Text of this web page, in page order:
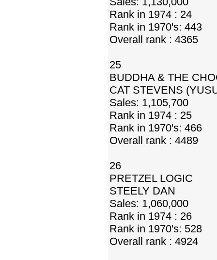
Rank in 1974 : 24
Rank in 1970's: 443
Overall rank : 4365
25
BUDDHA & THE
CAT STEVENS
Sales: 1,105,700
Rank in 1974 : 25
Rank in 1970's: 466
Overall rank : 4489
26
PRETZEL LOGIC
STEELY DAN
Sales: 1,060,000
Rank in 1974 : 26
Rank in 1970's: 528
Overall rank : 4924